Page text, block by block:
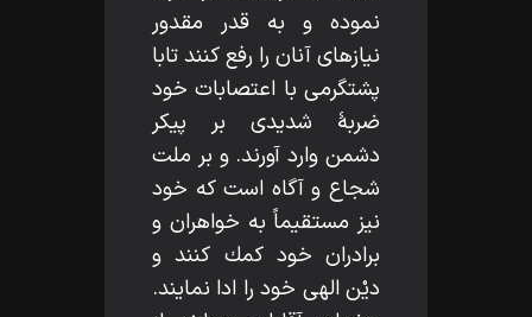
نموده و به قدر مقدور
نيازهاى آنان را رفع كنند تابا
پشتگرمى با اعتصابات خود
ضربۀ شديدى بر پيكر
دشمن وارد آورند. و بر ملت
شجاع و آگاه است كه خود
نيز مستقيماً به خواهران و
برادران خود كمك كنند و
ديْن الهى خود را ادا نمايند.